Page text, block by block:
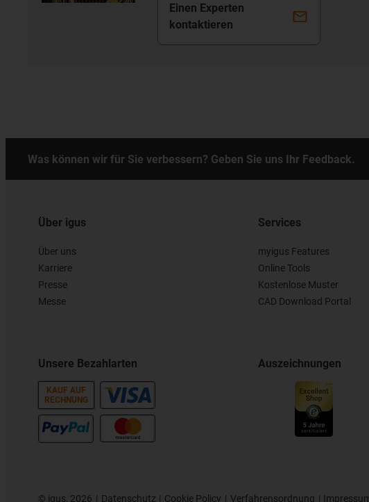
Einen Experten
kontaktieren
Was können wir für Sie verbessern? Geben Sie uns Ihr Feedback.
Über igus
Über uns
Karriere
Presse
Messe
Unsere Bezahlarten
KAUF AUF
RECHNUNG
Services
myigus Features
Online Tools
Kostenlose Muster
CAD Download Portal
Auszeichnungen
© igus, 2026 Datenschutz Cookie Policy Verfahrensordnung